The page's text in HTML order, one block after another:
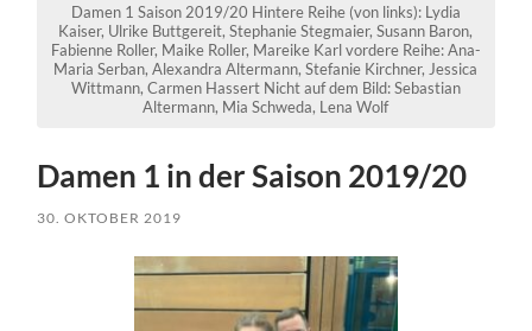
Damen 1 Saison 2019/20 Hintere Reihe (von links): Lydia
Kaiser, Ulrike Buttgereit, Stephanie Stegmaier, Susann Baron,
Fabienne Roller, Maike Roller, Mareike Karl vordere Reihe: Ana-
Maria Serban, Alexandra Altermann, Stefanie Kirchner, Jessica
Wittmann, Carmen Hassert Nicht auf dem Bild: Sebastian
Altermann, Mia Schweda, Lena Wolf
Damen 1 in der Saison 2019/20
30. OKTOBER 2019